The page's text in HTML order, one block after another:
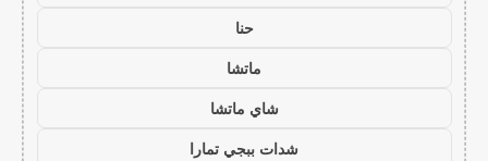
حنا
ماتشا
شاي ماتشا
شدات ببجي تمارا